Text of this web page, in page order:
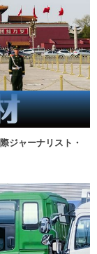
ジャーナリスト・